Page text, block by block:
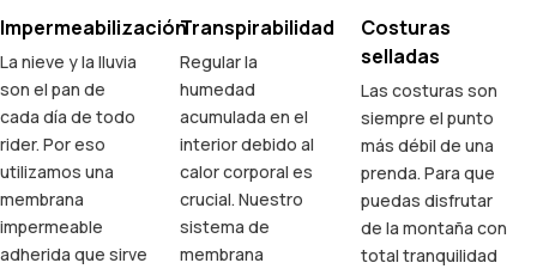
Impermeabilización
La nieve y la lluvia
son el pan de
cada día de todo
rider. Por eso
utilizamos una
membrana
impermeable
adherida que sirve
Transpirabilidad
Regular la
humedad
acumulada en el
interior debido al
calor corporal es
crucial. Nuestro
sistema de
membrana
Costuras
selladas
Las costuras son
siempre el punto
más débil de una
prenda. Para que
puedas disfrutar
de la montaña con
total tranquilidad